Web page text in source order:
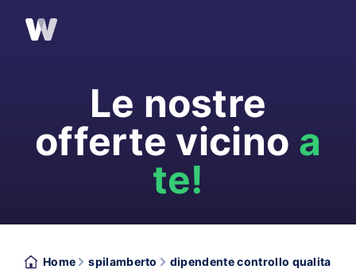
Le nostre
offerte vicino a
te!
Home spilamberto dipendente controllo qualita